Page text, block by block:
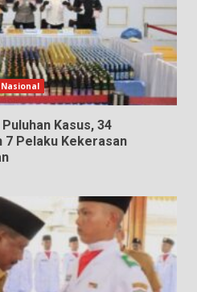
Nasional
Kasus, 34
7 Pelaku Kekerasan